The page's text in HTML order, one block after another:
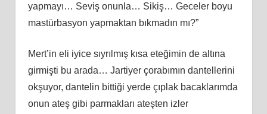
yapmayı… Seviş onunla… Sikiş… Geceler boyu
mastürbasyon yapmaktan bıkmadın mı?”
Mert’in eli iyice sıyrılmış kısa eteğimin de altına
girmişti bu arada… Jartiyer çorabımın dantellerini
okşuyor, dantelin bittiği yerde çıplak bacaklarımda
onun ateş gibi parmakları ateşten izler